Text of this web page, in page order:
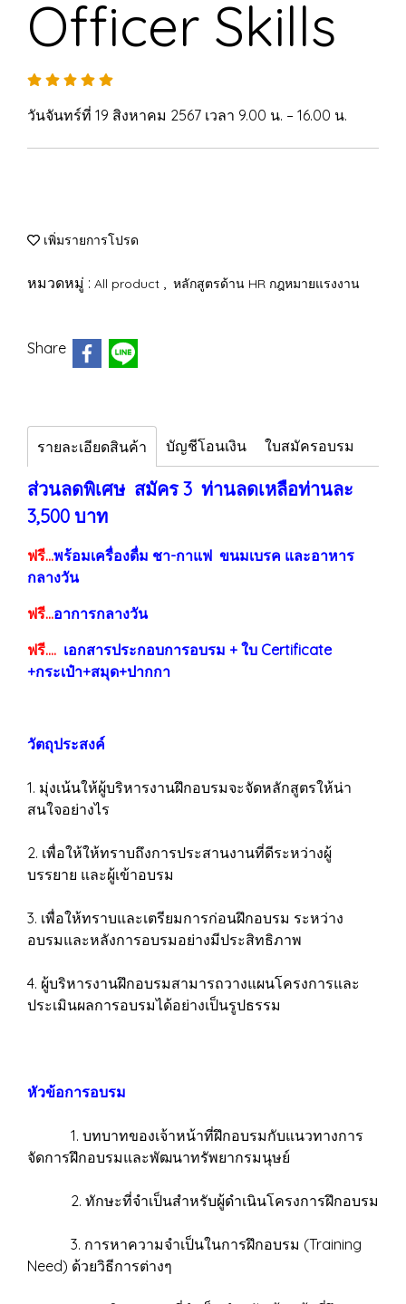
Officer Skills
วันจันทร์ที่ 19 สิงหาคม 2567 เวลา 9.00 น. – 16.00 น.
เพิ่มรายการโปรด
หมวดหมู่ : All product , หลักสูตรด้าน HR กฎหมายแรงงาน
Share
รายละเอียดสินค้า บัญชีโอนเงิน ใบสมัครอบรม
ส่วนลดพิเศษ สมัคร 3 ท่านลดเหลือท่านละ
3,500 บาท
ฟรี...พร้อมเครื่องดื่ม ชา-กาแฟ ขนมเบรค และอาหาร
กลางวัน
ฟรี...อาการกลางวัน
ฟรี.... เอกสารประกอบการอบรม + ใบ Certificate
+กระเป๋า+สมุด+ปากกา
วัตถุประสงค์
1. มุ่งเน้นให้ผู้บริหารงานฝึกอบรมจะจัดหลักสูตรให้น่า
สนใจอย่างไร
2. เพื่อให้ให้ทราบถึงการประสานงานที่ดีระหว่างผู้
บรรยาย และผู้เข้าอบรม
3. เพื่อให้ทราบและเตรียมการก่อนฝึกอบรม ระหว่าง
อบรมและหลังการอบรมอย่างมีประสิทธิภาพ
4. ผู้บริหารงานฝึกอบรมสามารถวางแผนโครงการและ
ประเมินผลการอบรมได้อย่างเป็นรูปธรรม
หัวข้อการอบรม
1. บทบาทของเจ้าหน้าที่ฝึกอบรมกับแนวทางการ
จัดการฝึกอบรมและพัฒนาทรัพยากรมนุษย์
2. ทักษะที่จำเป็นสำหรับผู้ดำเนินโครงการฝึกอบรม
3. การหาความจำเป็นในการฝึกอบรม (Training
Need) ด้วยวิธีการต่างๆ